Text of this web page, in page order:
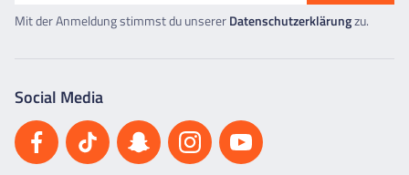
Mit der Anmeldung stimmst du unsererDatenschutzerklärungzu.
Social Media